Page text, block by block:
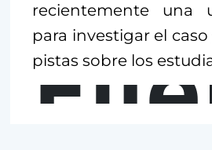
recientemente una
para investigar el
pistas sobre los